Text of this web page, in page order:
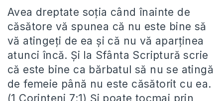
Avea dreptate soția când înainte de
căsătore vă spunea că nu este bine să
vă atingeți de ea și că nu vă aparținea
atunci încă. Și la Sfânta Scriptură scrie
că este bine ca bărbatul să nu se atingă
de femeie până nu este căsătorit cu ea.
(1 Corinteni 7:1) Și poate tocmai prin